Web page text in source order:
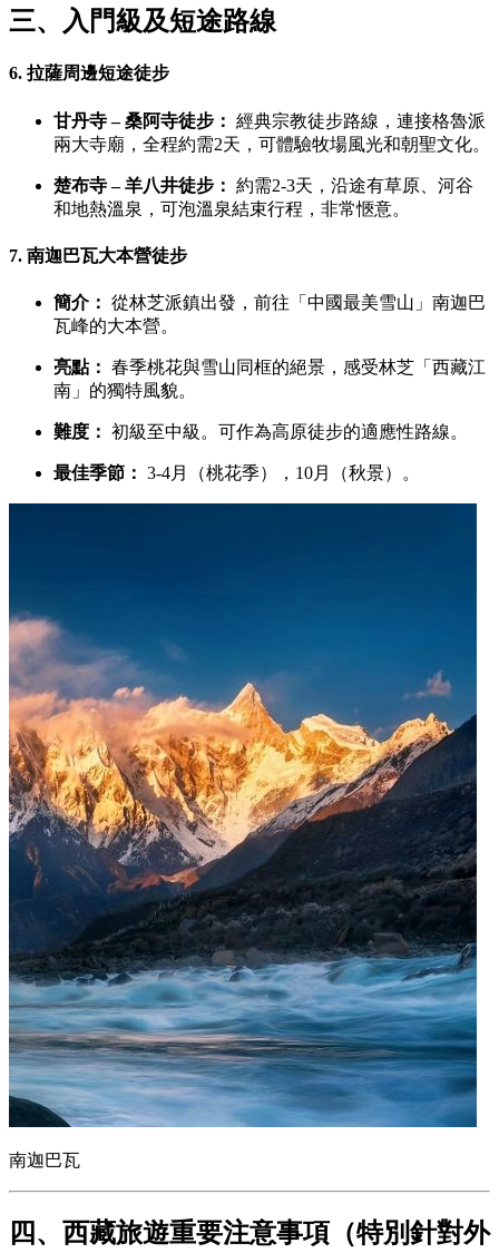
三、入門級及短途路線
6. 拉薩周邊短途徒步
甘丹寺 – 桑阿寺徒步： 經典宗教徒步路線，連接格魯派
兩大寺廟，全程約需2天，可體驗牧場風光和朝聖文化。
楚布寺 – 羊八井徒步： 約需2-3天，沿途有草原、河谷
和地熱溫泉，可泡溫泉結束行程，非常愜意。
7. 南迦巴瓦大本營徒步
簡介： 從林芝派鎮出發，前往「中國最美雪山」南迦巴
瓦峰的大本營。
亮點： 春季桃花與雪山同框的絕景，感受林芝「西藏江
南」的獨特風貌。
難度： 初級至中級。可作為高原徒步的適應性路線。
最佳季節： 3-4月（桃花季），10月（秋景）。
南迦巴瓦
四、西藏旅遊重要注意事項（特別針對外